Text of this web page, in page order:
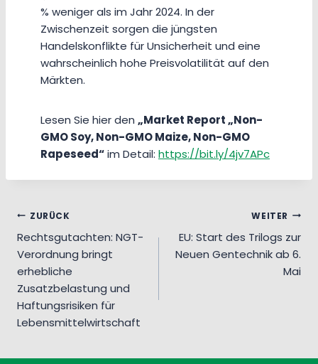
% weniger als im Jahr 2024. In der
Zwischenzeit sorgen die jüngsten
Handelskonflikte für Unsicherheit und eine
wahrscheinlich hohe Preisvolatilität auf den
Märkten.
Lesen Sie hier den „Market Report „Non-
GMO Soy, Non-GMO Maize, Non-GMO
Rapeseed“im Detail: https://bit.ly/4jv7APc
Beitragsnavigation
ZURÜCK
Rechtsgutachten: NGT-
Verordnung bringt
erhebliche
Zusatzbelastung und
Haftungsrisiken für
Lebensmittelwirtschaft
WEITER
EU: Start des Trilogs zur
Neuen Gentechnik ab 6.
Mai